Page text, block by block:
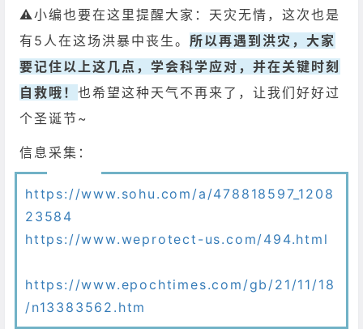
⚠️小编也要在这里提醒大家：天灾无情，这次也是
有5人在这场洪暴中丧生。 所以再遇到洪灾，大家
要记住以上这几点，学会科学应对，并在关键时刻
自救哦！ 也希望这种天气不再来了，让我们好好过
个圣诞节~
信息采集：
https://www.sohu.com/a/478818597_1208
23584
https://www.weprotect-us.com/494.html
https://www.epochtimes.com/gb/21/11/18
/n13383562.htm